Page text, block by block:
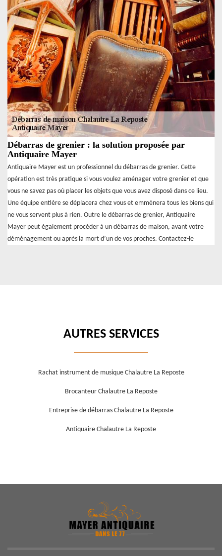
Débarras de grenier : la solution proposée par
Antiquaire Mayer
Antiquaire Mayer est un professionnel du débarras de grenier. Cette
opération est très pratique si vous voulez aménager votre grenier et que
vous ne savez pas où placer les objets que vous avez disposé dans ce lieu.
Une équipe entière se déplacera chez vous et emmènera tous les biens qui
ne vous servent plus à rien. Outre le débarras de grenier, Antiquaire
Mayer peut également procéder à un débarras de maison, avant votre
déménagement ou après la mort d’un de vos proches. Contactez-le
AUTRES SERVICES
Rachat instrument de musique Chalautre La Reposte
Brocanteur Chalautre La Reposte
Entreprise de débarras Chalautre La Reposte
Antiquaire Chalautre La Reposte